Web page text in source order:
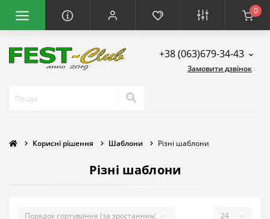
0
+38 (063)679-34-43
Замовити дзвінок
Корисні рішення Шаблони Різні шаблони
Різні шаблони